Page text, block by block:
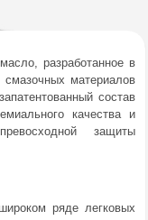
разработанное в
материалов
состав
качества и
защиты
ряде легковых